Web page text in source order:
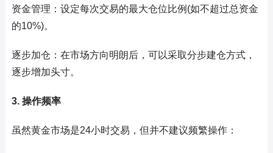
资金管理：设定每次交易的最大仓位比例(如不超过总资金
的10%)。
逐步加仓：在市场方向明朗后，可以采取分步建仓方式，
逐步增加头寸。
3. 操作频率
虽然黄金市场是24小时交易，但并不建议频繁操作：